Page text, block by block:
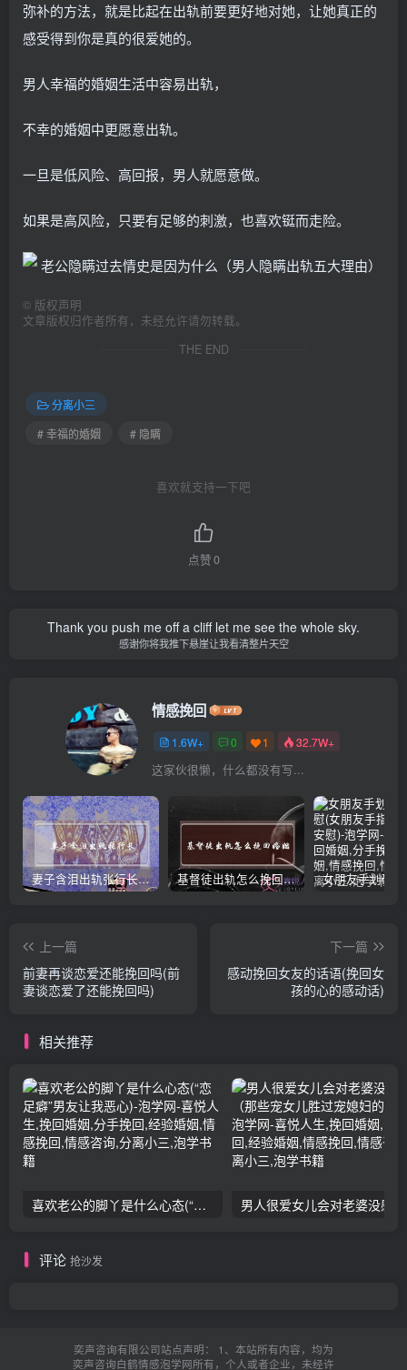
弥补的方法，就是比起在出轨前要更好地对她，让她真正的
感受得到你是真的很爱她的。
男人幸福的婚姻生活中容易出轨，
不幸的婚姻中更愿意出轨。
一旦是低风险、高回报，男人就愿意做。
如果是高风险，只要有足够的刺激，也喜欢铤而走险。
© 版权声明
文章版权归作者所有，未经允许请勿转载。
THE END
分离小三
# 幸福的婚姻
# 隐瞒
喜欢就支持一下吧
点赞0
Thank you push me off a cliff let me see the whole sky.
感谢你将我推下悬崖让我看清整片天空
情感挽回
1.6W+ 0 1 32.7W+
这家伙很懒，什么都没有写...
妻子含泪出轨张行长 她说全都是因为家中 基督徒出轨怎么挽回婚姻(基督徒面对出轨婚姻)
上一篇
前妻再谈恋爱还能挽回吗(前
妻谈恋爱了还能挽回吗)
下一篇
感动挽回女友的话语(挽回女
孩的心的感动话)
相关推荐
喜欢老公的脚丫是什么心态(“恋足癖”男友让我恶心)
评论 抢沙发
奕声咨询有限公司站点声明： 1、本站所有内容，均为
奕声咨询白鹤情感泡学网所有，个人或者企业，未经许